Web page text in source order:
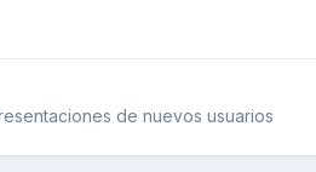
de nuevos usuarios